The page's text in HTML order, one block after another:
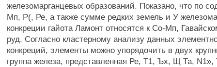
железомарганцевых образований. Показано, что по
Мп, Р(, Ре, а также сумме редких земель и У
конкреции гайота Ламонт относятся к Со-Мп,
руд. Согласно кластерному анализу данных
конкреций, элементы можно упорядочить в двух
группа железа, представленная Ре, Т1, Ъх, Щ Та,